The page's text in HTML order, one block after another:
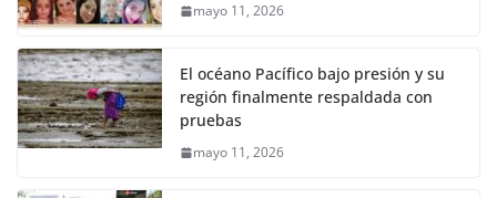
mayo 11, 2026
El océano Pacífico bajo presión y su
región finalmente respaldada con
pruebas
mayo 11, 2026